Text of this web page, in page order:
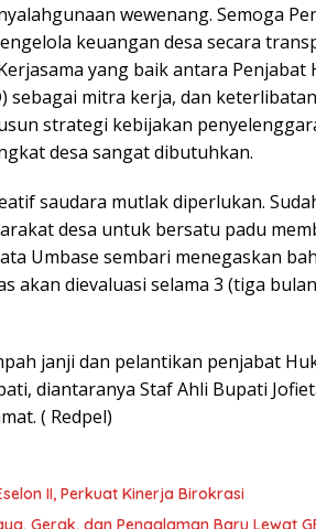
wewenang. Semoga
keuangan desa secara
yang baik antara Penjabat
sebagai mitra kerja, dan
strategi kebijakan
desa sangat dibutuhkan.
saudara mutlak diperlukan.
desa untuk bersatu padu
Umbase sembari menegaskan
akan dievaluasi selama 3 (tiga
janji dan pelantikan penjabat
diantaranya Staf Ahli Bupati
( Redpel)
Pejabat Eselon II, Perkuat Kinerja Birokrasi
Gerak, dan Pengalaman Baru Lewat